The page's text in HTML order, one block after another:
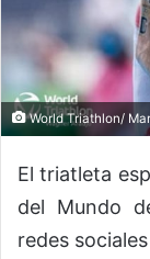
World Triathlon/
El triatleta
del Mundo
redes